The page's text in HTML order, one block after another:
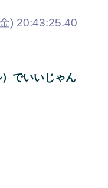
) 20:43:25.40
でいいじゃん